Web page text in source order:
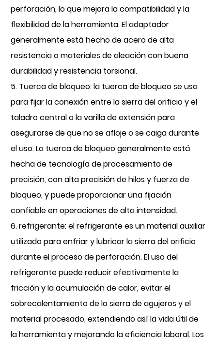
perforación, lo que mejora la compatibilidad y la
flexibilidad de la herramienta. El adaptador
generalmente está hecho de acero de alta
resistencia o materiales de aleación con buena
durabilidad y resistencia torsional.
5. Tuerca de bloqueo: la tuerca de bloqueo se usa
para fijar la conexión entre la sierra del orificio y el
taladro central o la varilla de extensión para
asegurarse de que no se afloje o se caiga durante
el uso. La tuerca de bloqueo generalmente está
hecha de tecnología de procesamiento de
precisión, con alta precisión de hilos y fuerza de
bloqueo, y puede proporcionar una fijación
confiable en operaciones de alta intensidad.
6. refrigerante: el refrigerante es un material auxiliar
utilizado para enfriar y lubricar la sierra del orificio
durante el proceso de perforación. El uso del
refrigerante puede reducir efectivamente la
fricción y la acumulación de calor, evitar el
sobrecalentamiento de la sierra de agujeros y el
material procesado, extendiendo así la vida útil de
la herramienta y mejorando la eficiencia laboral. Los